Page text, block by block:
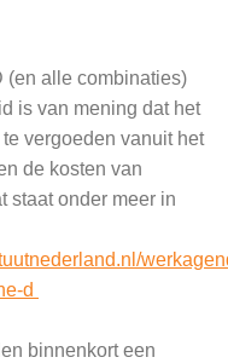
(en alle combinaties)
is van mening dat het
vergoeden vanuit het
de kosten van
staat onder meer in
d
binnenkort een